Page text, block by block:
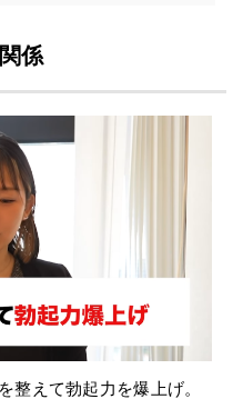
係
整えて勃起力を爆上げ。